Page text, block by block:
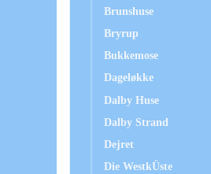
Brunshuse
Bryrup
Bukkemose
Dageløkke
Dalby Huse
Dalby Strand
Dejret
Die WestkÜste